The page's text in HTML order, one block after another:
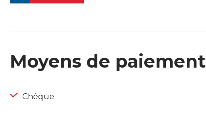
Moyens de paiement
Chèque